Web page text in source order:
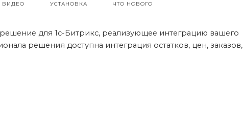
ВИДЕО УСТАНОВКА ЧТО НОВОГО
для 1с-Битрикс, реализующее интеграцию вашего
решения доступна интеграция остатков, цен, заказов,